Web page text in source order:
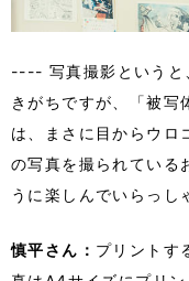
---- 写真撮影というと
きがちですが、「被写
は、まさに目からウロ
の写真を撮られている
うに楽しんでいらっし
慎平さん： プリントす